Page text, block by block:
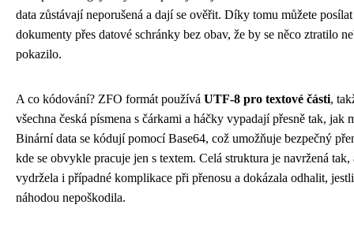
data zůstávají neporušená a dají se ověřit. Díky tomu můžete
dokumenty přes datové schránky bez obav, že by se něco ztratilo
pokazilo.
A co kódování? ZFO formát používá UTF-8 pro textové části,
všechna česká písmena s čárkami a háčky vypadají přesně tak, jak
Binární data se kódují pomocí Base64, což umožňuje bezpečný
kde se obvykle pracuje jen s textem. Celá struktura je navržená tak,
vydržela i případné komplikace při přenosu a dokázala odhalit,
náhodou nepoškodila.